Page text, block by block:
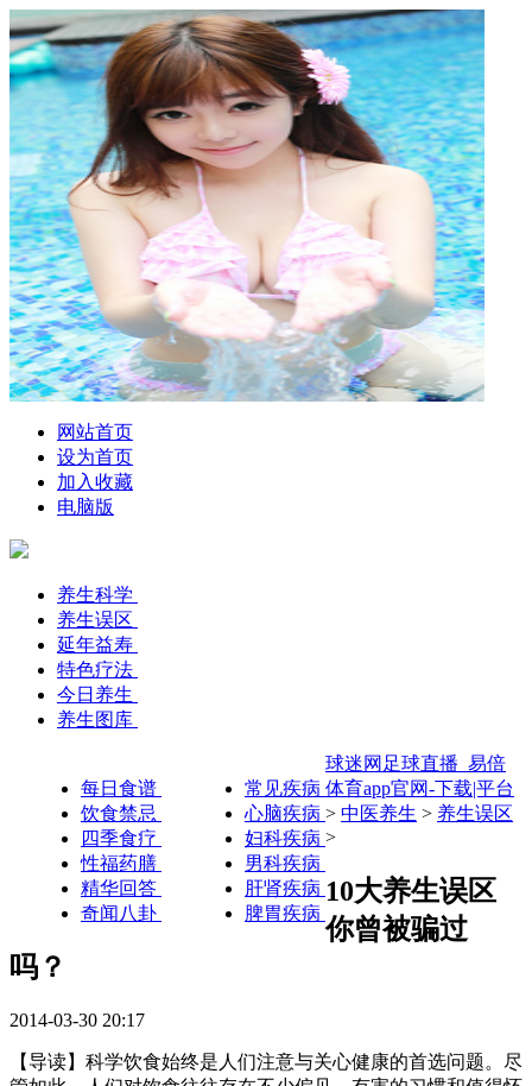
网站首页
设为首页
加入收藏
电脑版
养生科学
养生误区
延年益寿
特色疗法
今日养生
养生图库
每日食谱
饮食禁忌
四季食疗
性福药膳
精华回答
奇闻八卦
常见疾病
心脑疾病
妇科疾病
男科疾病
肝肾疾病
脾胃疾病
球迷网足球直播_易倍
体育app官网-下载|平台
> 中医养生 > 养生误区
>
10大养生误区
你曾被骗过
吗？
2014-03-30 20:17
【导读】科学饮食始终是人们注意与关心健康的首选问题。尽